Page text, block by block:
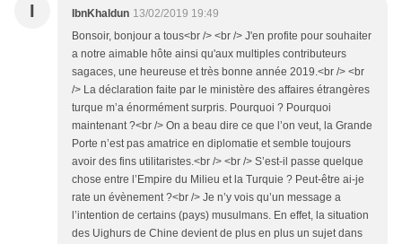
I IbnKhaldun 13/02/2019 19:49
Bonsoir, bonjour a tous<br /> <br /> J'en profite pour souhaiter
a notre aimable hôte ainsi qu'aux multiples contributeurs
sagaces, une heureuse et très bonne année 2019.<br /> <br
/> La déclaration faite par le ministère des affaires étrangères
turque m’a énormément surpris. Pourquoi ? Pourquoi
maintenant ?<br /> On a beau dire ce que l’on veut, la Grande
Porte n’est pas amatrice en diplomatie et semble toujours
avoir des fins utilitaristes.<br /> <br /> S’est-il passe quelque
chose entre l’Empire du Milieu et la Turquie ? Peut-être ai-je
rate un évènement ?<br /> Je n’y vois qu’un message a
l’intention de certains (pays) musulmans. En effet, la situation
des Uighurs de Chine devient de plus en plus un sujet dans